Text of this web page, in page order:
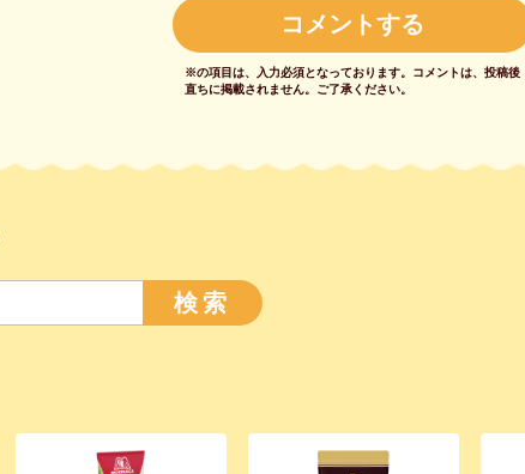
※の項目は、入力必須となっております。 コメントは、投稿後
直ちに掲載されません。 ご了承ください。
検索